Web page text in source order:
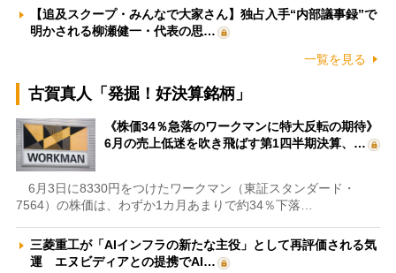
【追及スクープ・みんなで大家さん】独占入手“内部議事録”で
明かされる柳瀬健一・代表の思…
一覧を見る
古賀真人「発掘！好決算銘柄」
《株価34％急落のワークマンに特大反転の期待》
6月の売上低迷を吹き飛ばす第1四半期決算、…
6月3日に8330円をつけたワークマン（東証スタンダード・
7564）の株価は、わずか1カ月あまりで約34％下落…
三菱重工が「AIインフラの新たな主役」として再評価される気
運 エヌビディアとの提携でAI…